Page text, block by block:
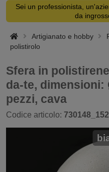
Sei un professionista,
da
Artigianato e hobby
polistirolo
Sfera in
da-te, dimensioni:
pezzi, cava
Codice articolo: